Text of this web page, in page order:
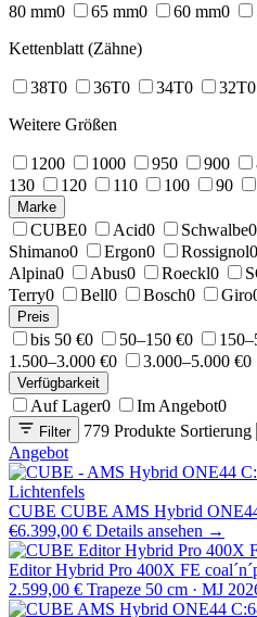
80 mm0 65 mm0 60 mm0
Kettenblatt (Zähne)
38T0 36T0 34T0 32T0
Weitere Größen
1200 1000 950 900
130 120 110 100 90
Marke
CUBE0 Acid0 Schwalbe0
Shimano0 Ergon0 Rossignol0
Alpina0 Abus0 Roeckl0
Terry0 Bell0 Bosch0 Giro
Preis
bis 50 €0 50–150 €0
1.500–3.000 €0 3.000–5.000 €0
Verfügbarkeit
Auf Lager0 Im Angebot0
Filter 779 Produkte Sortierung
Angebot
CUBE CUBE AMS Hybrid
€6.399,00 € Details ansehen →
Editor Hybrid Pro 400X FE
2.599,00 € Trapeze 50 cm · MJ